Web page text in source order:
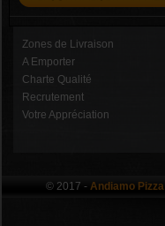
Zones de Livraison
A Emporter
Charte Qualité
Recrutement
Votre Appréciation
© 2017 - Andiamo